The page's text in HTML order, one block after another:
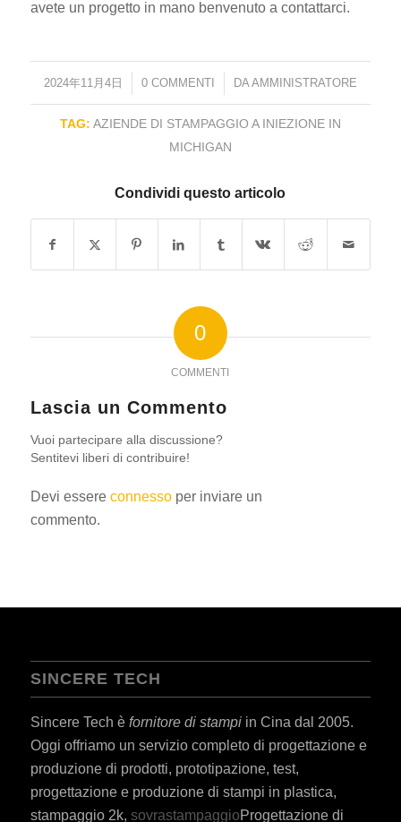
avete un progetto in mano benvenuto a contattarci.
2024年11月4日
/ 0 COMMENTI
/ DA AMMINISTRATORE
TAG: AZIENDE DI STAMPAGGIO A INIEZIONE IN
MICHIGAN
Condividi questo articolo
0
COMMENTI
Lascia un Commento
Vuoi partecipare alla discussione?
Sentitevi liberi di contribuire!
Devi essere connessoper inviare un
commento.
SINCERE TECH
Sincere Tech è fornitore di stampiin Cina dal 2005.
Oggi offriamo un servizio completo di progettazione e
produzione di prodotti, prototipazione, test,
progettazione e produzione di stampi in plastica,
stampaggio 2k, sovrastampaggioProgettazione di